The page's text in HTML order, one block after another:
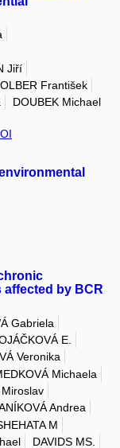
Jiří
František
DOUBEK Michael
affected by BCR
Gabriela
E.
Veronika
Michaela
Andrea
M
DAVIDS MS.